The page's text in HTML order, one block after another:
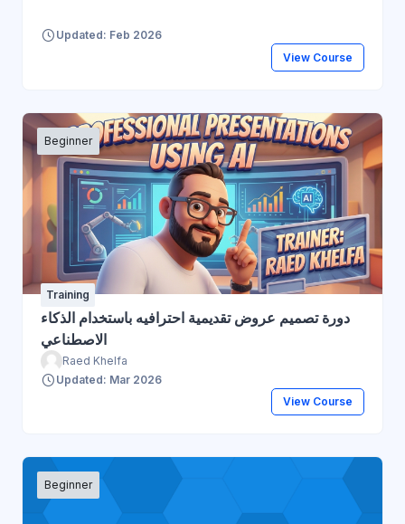
Updated: Feb 2026
View Course
Beginner
Training
دورة تصميم عروض تقديمية احترافيه باستخدام الذكاء
الاصطناعي
Raed Khelfa
Updated: Mar 2026
View Course
Beginner